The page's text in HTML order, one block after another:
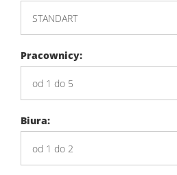
Pracownicy:
Biura: